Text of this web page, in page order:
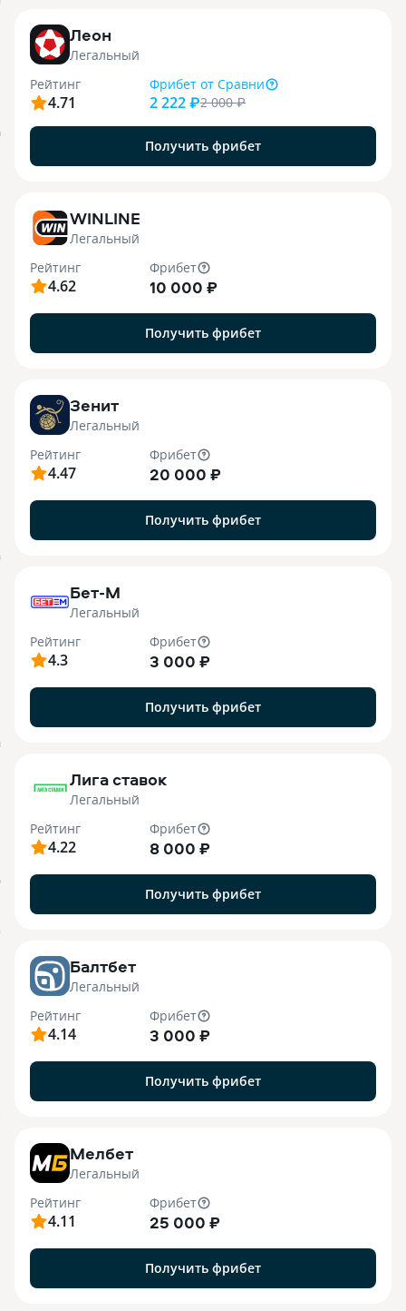
Леон
Легальный
Рейтинг
4.71
Фрибет от Сравни
2 222 ₽2 000₽
Получить фрибет
WINLINE
Легальный
Рейтинг
4.62
Фрибет
10 000 ₽
Получить фрибет
Зенит
Легальный
Рейтинг
4.47
Фрибет
20 000 ₽
Получить фрибет
Бет-М
Легальный
Рейтинг
4.3
Фрибет
3 000 ₽
Получить фрибет
Лига ставок
Легальный
Рейтинг
4.22
Фрибет
8 000 ₽
Получить фрибет
Балтбет
Легальный
Рейтинг
4.14
Фрибет
3 000 ₽
Получить фрибет
Мелбет
Легальный
Рейтинг
4.11
Фрибет
25 000 ₽
Получить фрибет